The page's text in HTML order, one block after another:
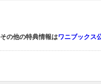
その他の特典情報はワニブックス